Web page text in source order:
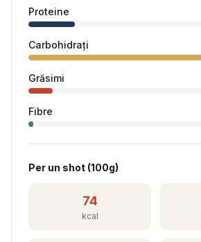
Proteine
Carbohidrați
Grăsimi
Fibre
Per un shot (100g)
74
kcal